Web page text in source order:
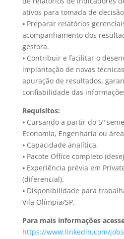
ativos para tomada de
⦁ Preparar relatórios
acompanhamento dos
gestora.
⦁ Contribuir e facilitar o
implantação de novas
apuração de resultados,
confiabilidade das
Requisitos:
⦁ Cursando a partir do 5º
Economia, Engenharia ou
⦁ Capacidade analítica.
⦁ Pacote Office completo
⦁ Experiência prévia em
(diferencial).
⦁ Disponibilidade para
Vila Olímpia/SP.
Para mais informações
https://www.linkedin.com/